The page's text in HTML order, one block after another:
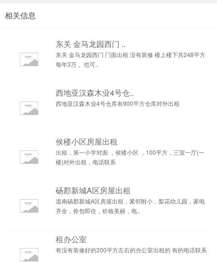
相关信息
东关 金马龙园西门 ..
东关 金马龙园西门 门面出租 没有装修 楼上楼下共248平方
每年3万 。也可..
西地亚汉森木业4号仓..
西地亚汉森木业4号仓库有900平方仓库对外出租
侯楼小区房屋出租
出租，第一小学对面 ，侯楼小区 ，100平方，三室一厅(一
楼)对外出租，电话联系
砀郡新城A区房屋出租
道南砀郡新城A区房屋出租，紧邻附小，梨花幼儿园，家电
齐全，拎包即住，价格美丽，电..
租办公室
有没有装修好的200平方左右的办公室出租的 有的电话联系